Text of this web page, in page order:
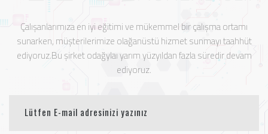
Çalışanlarımıza en iyi eğitimi ve mükemmel bir çalışma ortamı
sunarken, müşterilerimize olağanüstü hizmet sunmayı taahhüt
ediyoruz.Bu şirket odağylaı yarım yüzyıldan fazla süredir devam
ediyoruz.